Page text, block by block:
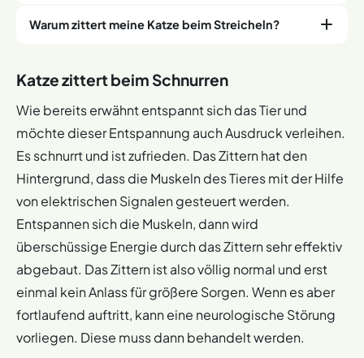
Das Liegen ist für das Tier das Maximum an Entspannung
beim Schlafen. Wenn die Katze liegt, dann zuckt und
zittert sie ab und an. Das ist ganz normal und zeugt
ein gutes Zeichen, sofern es nicht dauerhaft ist und nach
einem kurzen Zeitraum sofort wieder aufhört.
Warum zittert meine Katze beim Streicheln?
Muskeln beim Relaxen. Auch in diesem Fall kann es
vorkommen, dass ein wohliges Zittern das Tier
durchläuft. Nicht minder häufig lässt die Katze auch ein
vernehmliches Schnurren erklingen. In diesem Fall zeigt
das Zittern an, dass sich das Tier entspannt. Gerne
weitermachen! So könnte die gesprochene Botschaft
des Lieblings lauten.
Katze zittert beim Schnurren
Wie bereits erwähnt entspannt sich das Tier und
möchte dieser Entspannung auch Ausdruck verleihen.
Es schnurrt und ist zufrieden. Das Zittern hat den
Hintergrund, dass die Muskeln des Tieres mit der Hilfe
von elektrischen Signalen gesteuert werden.
Entspannen sich die Muskeln, dann wird
überschüssige Energie durch das Zittern sehr effektiv
abgebaut. Das Zittern ist also völlig normal und erst
einmal kein Anlass für größere Sorgen. Wenn es aber
fortlaufend auftritt, kann eine neurologische Störung
vorliegen. Diese muss dann behandelt werden.